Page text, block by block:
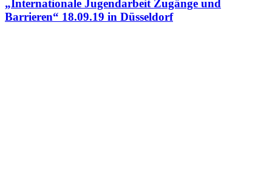
„Internationale Jugendarbeit Zugänge und
Barrieren“ 18.09.19 in Düsseldorf